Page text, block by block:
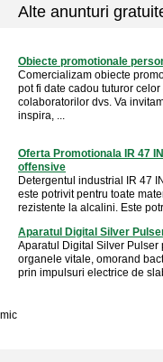
Alte anunturi
Obiecte promotionale
Comercializam obiecte
pot fi date cadou tuturor celor
colaboratorilor dvs. Va
inspira, ...
Oferta Promotionala IR 47
offensive
Detergentul industrial IR 47
este potrivit pentru toate
rezistente la alcalini. Este
Aparatul Digital Silver
Aparatul Digital Silver Pulser
organele vitale, omorand
prin impulsuri electrice de
mic